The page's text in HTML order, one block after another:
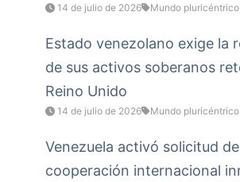
14 de julio de 2026 Mundo
Estado venezolano exige la
de sus activos soberanos
Reino Unido
14 de julio de 2026 Mundo
Venezuela activó solicitud de
cooperación internacional